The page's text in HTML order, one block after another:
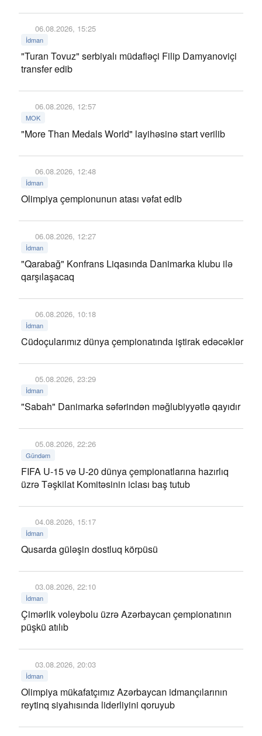
06.08.2026, 15:25
İdman
"Turan Tovuz" serbiyalı müdafiəçi Filip Damyanoviçi
transfer edib
06.08.2026, 12:57
MOK
"More Than Medals World" layihəsinə start verilib
06.08.2026, 12:48
İdman
Olimpiya çempionunun atası vəfat edib
06.08.2026, 12:27
İdman
"Qarabağ" Konfrans Liqasında Danimarka klubu ilə
qarşılaşacaq
06.08.2026, 10:18
İdman
Cüdoçularımız dünya çempionatında iştirak edəcəklər
05.08.2026, 23:29
İdman
"Sabah" Danimarka səfərindən məğlubiyyətlə qayıdır
05.08.2026, 22:26
Gündəm
FIFA U-15 və U-20 dünya çempionatlarına hazırlıq
üzrə Təşkilat Komitəsinin iclası baş tutub
04.08.2026, 15:17
İdman
Qusarda güləşin dostluq körpüsü
03.08.2026, 22:10
İdman
Çimərlik voleybolu üzrə Azərbaycan çempionatının
püşkü atılıb
03.08.2026, 20:03
İdman
Olimpiya mükafatçımız Azərbaycan idmançılarının
reytinq siyahısında liderliyini qoruyub